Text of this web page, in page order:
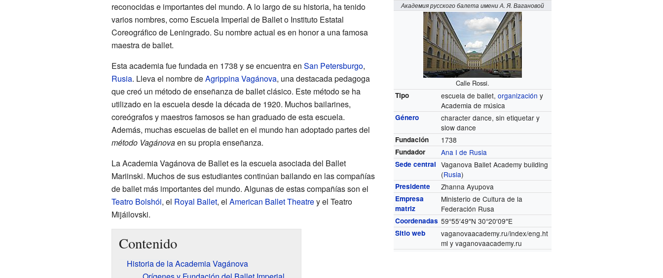
Академия русского балета имени А. Я. Вагановой
Calle Rossi.
Tipo
escuela de ballet,organización y
Academia de música
Género
character dance, sin etiquetar y
slow dance
Fundación 1738
Fundador Ana I de Rusia
Sede central Vaganova Ballet Academy building
(Rusia)
Presidente Zhanna Ayupova
Empresa
matriz
Ministerio de Cultura de la
Federación Rusa
Coordenadas 59°55′49″N 30°20′09″E
Sitio web
vaganovaacademy.ru/index/eng.ht
ml yvaganovaacademy.ru
reconocidas e importantes del mundo. A lo largo de su historia, ha tenido
varios nombres, como Escuela Imperial de Ballet o Instituto Estatal
Coreográfico de Leningrado. Su nombre actual es en honor a una famosa
maestra de ballet.
Esta academia fue fundada en 1738 y se encuentra en San Petersburgo,
Rusia. Lleva el nombre deAgrippina Vagánova, una destacada pedagoga
que creó un método de enseñanza de ballet clásico. Este método se ha
utilizado en la escuela desde la década de 1920. Muchos bailarines,
coreógrafos y maestros famosos se han graduado de esta escuela.
Además, muchas escuelas de ballet en el mundo han adoptado partes del
método Vagánovaen su propia enseñanza.
La Academia Vagánova de Ballet es la escuela asociada del Ballet
Mariinski. Muchos de sus estudiantes continúan bailando en las compañías
de ballet más importantes del mundo. Algunas de estas compañías son el
Teatro Bolshói, el Royal Ballet, el American Ballet Theatrey el Teatro
Mijáilovski.
Contenido
Historia de la Academia Vagánova